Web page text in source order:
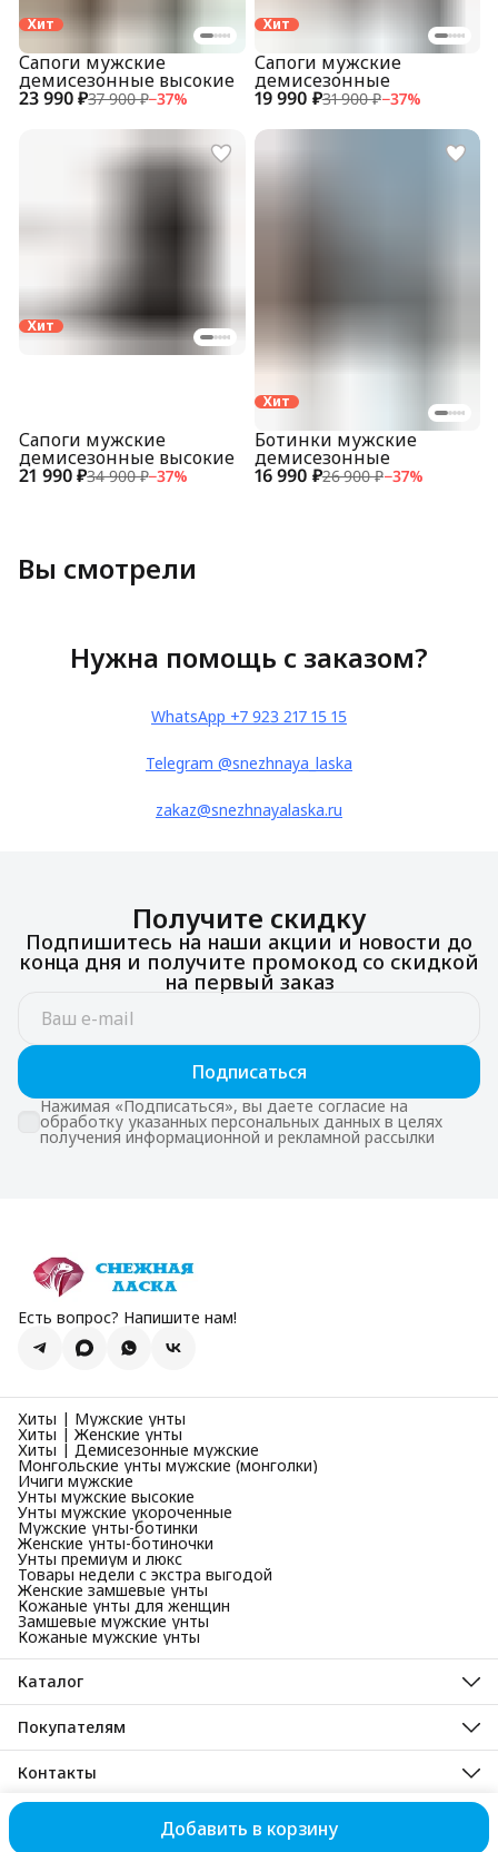
Добавить в корзину
Хит
23 990 ₽37 900 ₽−37%
Сапоги мужские
демисезонные высокие
Хит
19 990 ₽31 900 ₽−37%
Сапоги мужские
демисезонные
Хит
21 990 ₽34 900 ₽−37%
Сапоги мужские
демисезонные высокие
Хит
16 990 ₽26 900 ₽−37%
Ботинки мужские
демисезонные
Вы смотрели
Нужна помощь с заказом?
WhatsApp +7 923 217 15 15
Telegram @snezhnaya_laska
zakaz@snezhnayalaska.ru
Получите скидку
Подпишитесь на наши акции и новости до
конца дня и получите промокод со скидкой
на первый заказ
Подписаться
Нажимая «Подписаться», вы даете согласие на
обработку указанных персональных данных в целях
получения информационной и рекламной рассылки
Есть вопрос? Напишите нам!
Хиты | Мужские унты
Хиты | Женские унты
Хиты | Демисезонные мужские
Монгольские унты мужские (монголки)
Ичиги мужские
Унты мужские высокие
Унты мужские укороченные
Мужские унты-ботинки
Женские унты-ботиночки
Унты премиум и люкс
Товары недели с экстра выгодой
Женские замшевые унты
Кожаные унты для женщин
Замшевые мужские унты
Кожаные мужские унты
Каталог
Унты мужские зимние
Унты женские зимние
Унты детские зимние
Мужские демисезонные сапоги и ботинки
Женские демисезонные сапоги и ботинки
Покупателям
Унты зимние
Унты монгольские
Ичиги мужские
Корпоративные заказы (B2B)
Контакты
Адрес
Республика Хакасия, рп. Усть-Абакан, ул. Набережная, 29а
© Снежная ласка 2003-2026ОплатаДоставка